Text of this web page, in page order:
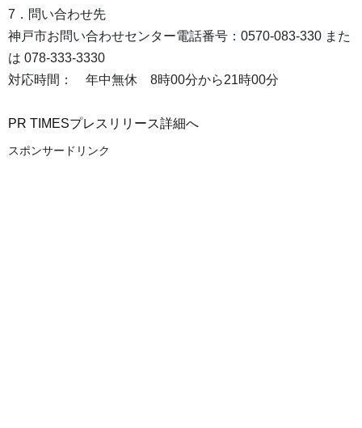
7．問い合わせ先
神戸市お問い合わせセンター電話番号：0570-083-330 また
は 078-333-3330
対応時間： 年中無休 8時00分から21時00分
PR TIMESプレスリリース詳細へ
スポンサードリンク